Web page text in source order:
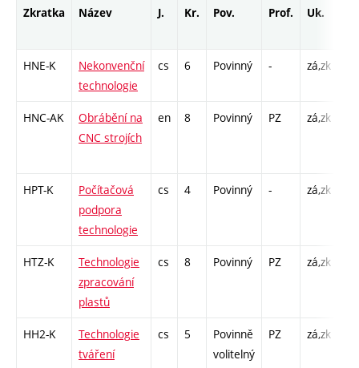
Zkratka Název J. Kr. Pov. Prof. Uk.
HNE-K
Nekonvenční
technologie
cs 6 Povinný - zá,zk
HNC-AK
Obrábění na
CNC strojích
en 8 Povinný PZ zá,zk
HPT-K
Počítačová
podpora
technologie
cs 4 Povinný - zá,zk
HTZ-K
Technologie
zpracování
plastů
cs 8 Povinný PZ zá,zk
HH2-K
Technologie
tváření
cs 5
Povinně
volitelný
PZ zá,zk